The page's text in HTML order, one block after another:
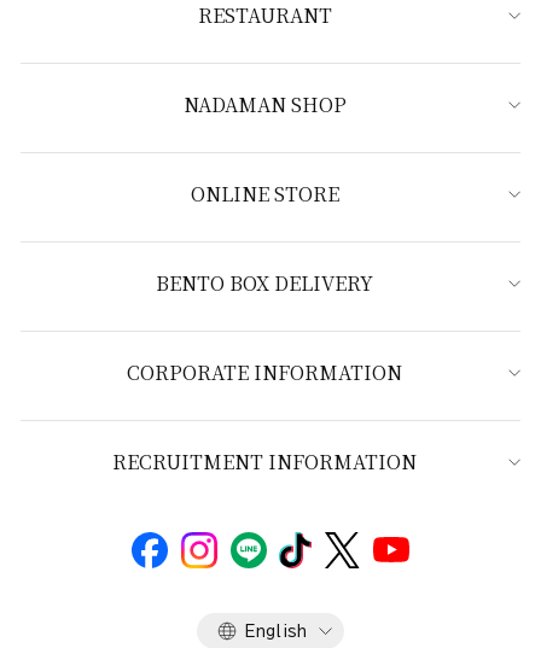
RESTAURANT
NADAMAN SHOP
ONLINE STORE
BENTO BOX DELIVERY
CORPORATE INFORMATION
RECRUITMENT INFORMATION
Language
English